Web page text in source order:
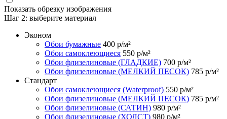
Показать обрезку изображения
Шаг 2: выберите материал
Эконом
Обои бумажные 400 р/м²
Обои самоклеющиеся 550 р/м²
Обои флизелиновые (ГЛАДКИЕ) 700 р/м²
Обои флизелиновые (МЕЛКИЙ ПЕСОК) 785 р/м²
Стандарт
Обои самоклеющиеся (Waterproof) 550 р/м²
Обои флизелиновые (МЕЛКИЙ ПЕСОК) 785 р/м²
Обои флизелиновые (САТИН) 980 р/м²
Обои флизелиновые (ХОЛСТ) 980 р/м²